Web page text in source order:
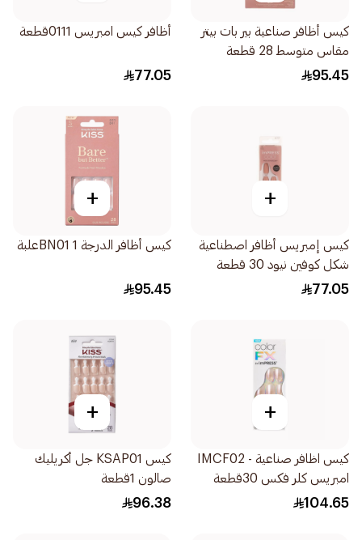
كيس أظافر صناعية بير بات بيتر
مقاس متوسط 28 قطعة
95.45
أظافر كيس امبريس 0111قطعة
77.05
+
كيس إمبريس أظافر اصطناعية
شكل كوفين نيود 30 قطعة
77.05
+
كيس أظافر الدرجة BN01 1علبة
95.45
+
كيس اظافر صناعية - IMCF02
امبريس كلر فكس 30قطعة
104.65
+
كيس KSAP01 جل أكريليك
صالون 1قطعة
96.38